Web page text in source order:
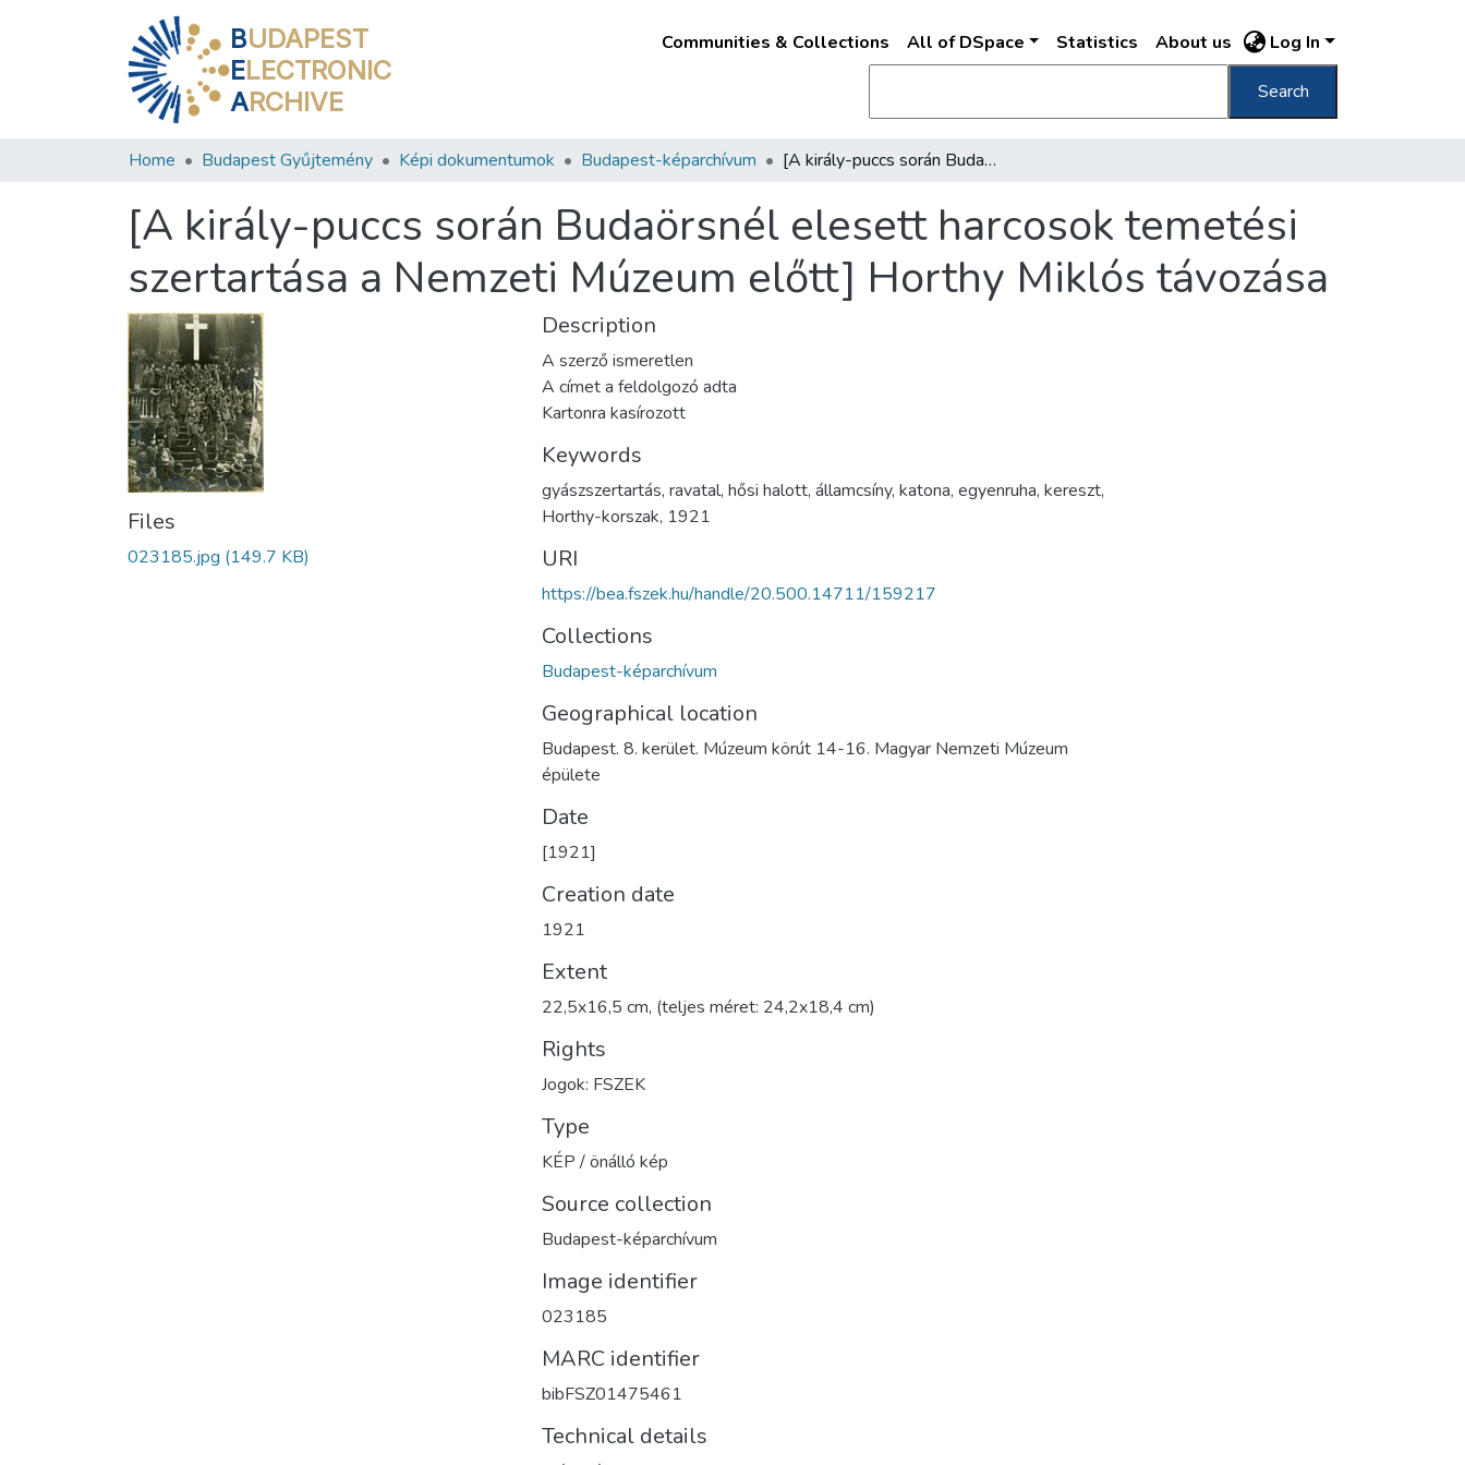
BUDAPEST
ELECTRONIC
ARCHIVE
Communities & Collections All of DSpace Statistics About us Log In
Search
Home Budapest Gyűjtemény Képi dokumentumok Budapest-képarchívum [A király-puccs során Budaörsnél elesett harcosok temetési szertartása a Nemzeti Múzeum előtt] Horthy Miklós távozása
[A király-puccs során Budaörsnél elesett harcosok temetési
szertartása a Nemzeti Múzeum előtt] Horthy Miklós távozása
Files
023185.jpg (149.7 KB)
Description
A szerző ismeretlen
A címet a feldolgozó adta
Kartonra kasírozott
Keywords
gyászszertartás, ravatal, hősi halott, államcsíny, katona, egyenruha, kereszt,
Horthy-korszak, 1921
URI
https://bea.fszek.hu/handle/20.500.14711/159217
Collections
Budapest-képarchívum
Geographical location
Budapest. 8. kerület. Múzeum körút 14-16. Magyar Nemzeti Múzeum
épülete
Date
[1921]
Creation date
1921
Extent
22,5x16,5 cm, (teljes méret: 24,2x18,4 cm)
Rights
Jogok: FSZEK
Type
KÉP / önálló kép
Source collection
Budapest-képarchívum
Image identifier
023185
MARC identifier
bibFSZ01475461
Technical details